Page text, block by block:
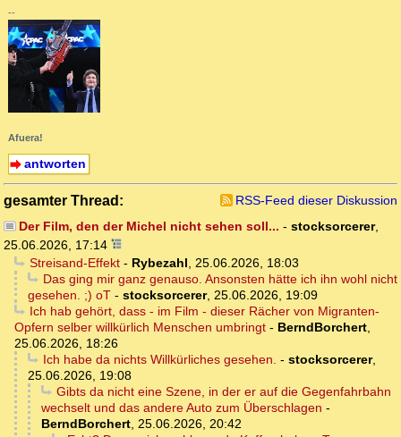
--
Afuera!
antworten
gesamter Thread:
RSS-Feed dieser Diskussion
Der Film, den der Michel nicht sehen soll... - stocksorcerer,
25.06.2026, 17:14
Streisand-Effekt- Rybezahl
25.06.2026, 18:03
Das ging mir ganz genauso. Ansonsten hätte ich ihn wohl nicht
gesehen. ;) oT - stocksorcerer, 25.06.2026, 19:09
Ich hab gehört, dass - im Film - dieser Rächer von Migranten-
Opfern selber willkürlich Menschen umbringt - BerndBorchert
25.06.2026, 18:26
Ich habe da nichts Willkürliches gesehen. - stocksorcerer,
25.06.2026, 19:08
Gibts da nicht eine Szene, in der er auf die Gegenfahrbahn
wechselt und das andere Auto zum Überschlagen -
BerndBorchert 25.06.2026, 20:42